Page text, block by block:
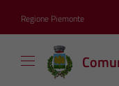
Regione Piemonte